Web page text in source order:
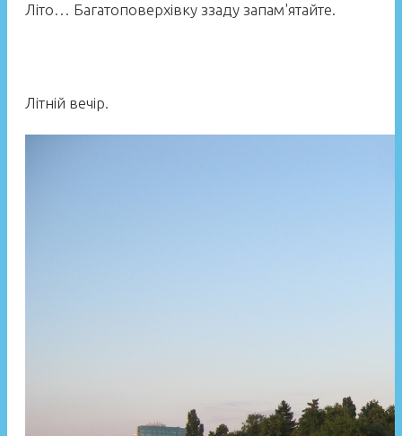
Літо… Багатоповерхівку ззаду запам'ятайте.
Літній вечір.